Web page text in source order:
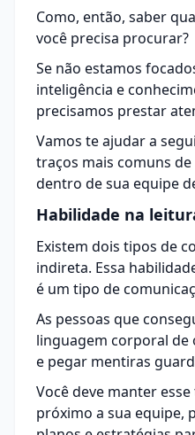
Como, então, saber
você precisa procurar?
Se não estamos
inteligência e
precisamos prestar
Vamos te ajudar a
traços mais comuns
dentro de sua equipe
Habilidade na
Existem dois tipos de
indireta. Essa
é um tipo de
As pessoas que
linguagem corporal
e pegar mentiras
Você deve manter
próximo a sua equipe,